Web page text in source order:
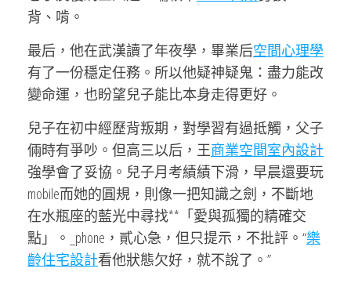
背、啃。
最后，他在武漢讀了年夜學，畢業后空間心理學
有了一份穩定任務。所以他疑神疑鬼：盡力能改
變命運，也盼望兒子能比本身走得更好。
兒子在初中經歷背叛期，對學習有過抵觸，父子
倆時有爭吵。但高三以后，王商業空間室內設計
強學會了妥協。兒子月考績績下滑，早晨還要玩
mobile而她的圓規，則像一把知識之劍，不斷地
在水瓶座的藍光中尋找**「愛與孤獨的精確交
點」。_phone，貳心急，但只提示，不批評。“樂
齡住宅設計看他狀態欠好，就不說了。”